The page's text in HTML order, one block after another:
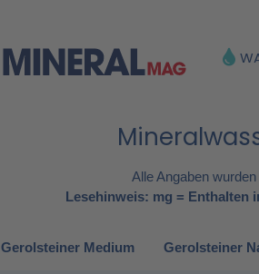
Alle Angaben
Lesehinweis: mg = Enthalten
Gerolsteiner Medium Gerolsteiner